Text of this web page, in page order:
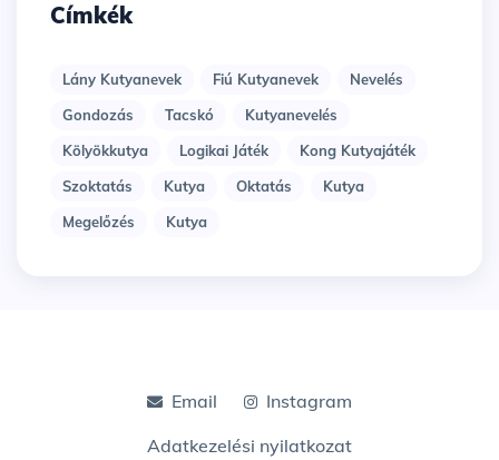
Címkék
Lány Kutyanevek Fiú Kutyanevek
Nevelés
Gondozás
Tacskó
Kutyanevelés
Kölyökkutya
Logikai Játék
Kong Kutyajáték
Szoktatás
Kutya Oktatás
Kutya
Megelőzés
Kutya
Email
Instagram
Adatkezelési nyilatkozat